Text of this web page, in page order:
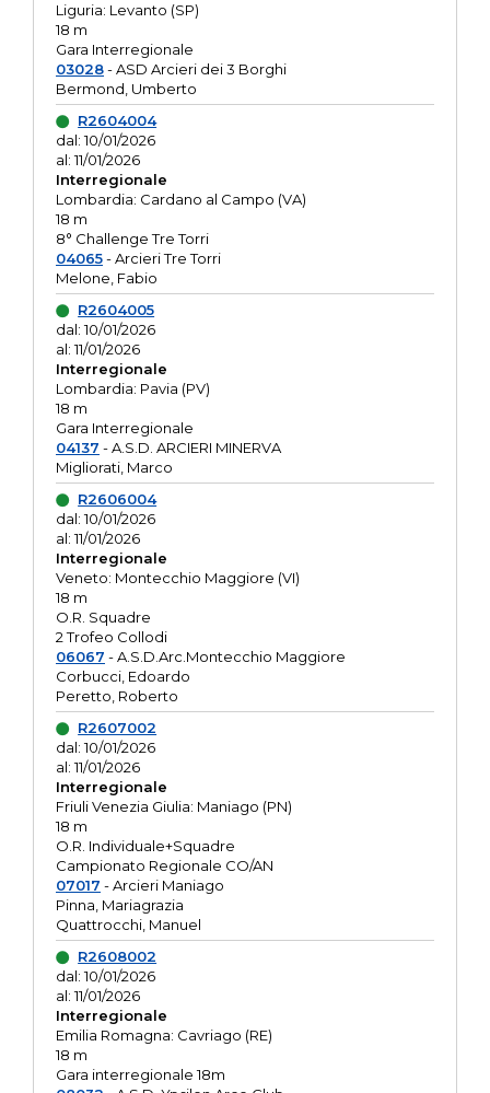
Liguria: Levanto (SP)
18 m
Gara Interregionale
03028- ASD Arcieri dei 3 Borghi
Bermond, Umberto
R2604004
dal: 10/01/2026
al: 11/01/2026
Interregionale
Lombardia: Cardano al Campo (VA)
18 m
8° Challenge Tre Torri
04065- Arcieri Tre Torri
Melone, Fabio
R2604005
dal: 10/01/2026
al: 11/01/2026
Interregionale
Lombardia: Pavia (PV)
18 m
Gara Interregionale
04137 - A.S.D. ARCIERI MINERVA
Migliorati, Marco
R2606004
dal: 10/01/2026
al: 11/01/2026
Interregionale
Veneto: Montecchio Maggiore (VI)
18 m
O.R. Squadre
2 Trofeo Collodi
06067 - A.S.D.Arc.Montecchio Maggiore
Corbucci, Edoardo
Peretto, Roberto
R2607002
dal: 10/01/2026
al: 11/01/2026
Interregionale
Friuli Venezia Giulia: Maniago (PN)
18 m
O.R. Individuale+Squadre
Campionato Regionale CO/AN
07017 - Arcieri Maniago
Pinna, Mariagrazia
Quattrocchi, Manuel
R2608002
dal: 10/01/2026
al: 11/01/2026
Interregionale
Emilia Romagna: Cavriago (RE)
18 m
Gara interregionale 18m